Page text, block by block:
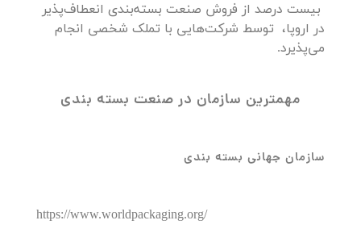
بیست درصد از فروش صنعت بسته‌بندی انعطاف‌پذیر
در اروپا، توسط شرکت‌هایی با تملک شخصی انجام
می‌پذیرد.
مهمترین سازمان در صنعت بسته بندی
سازمان جهانی بسته بندی
https://www.worldpackaging.org/